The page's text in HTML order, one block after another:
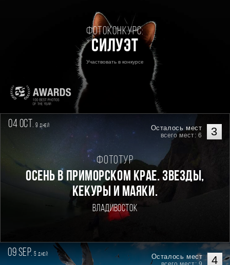
Фотоконкурс:
Силуэт
Участвовать в конкурсе
04 oct. 9дней 3
Осталось мест
всего мест: 6
Фототур
Осень в Приморском Крае. Звезды,
кекуры и маяки.
Владивосток
09 sep. 5дней 4
Осталось мест